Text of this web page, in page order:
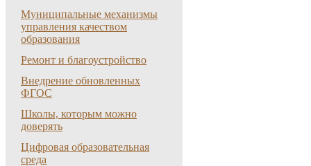
Муниципальные механизмы
управления качеством
образования
Ремонт и благоустройство
Внедрение обновленных
ФГОС
Школы, которым можно
доверять
Цифровая образовательная
среда